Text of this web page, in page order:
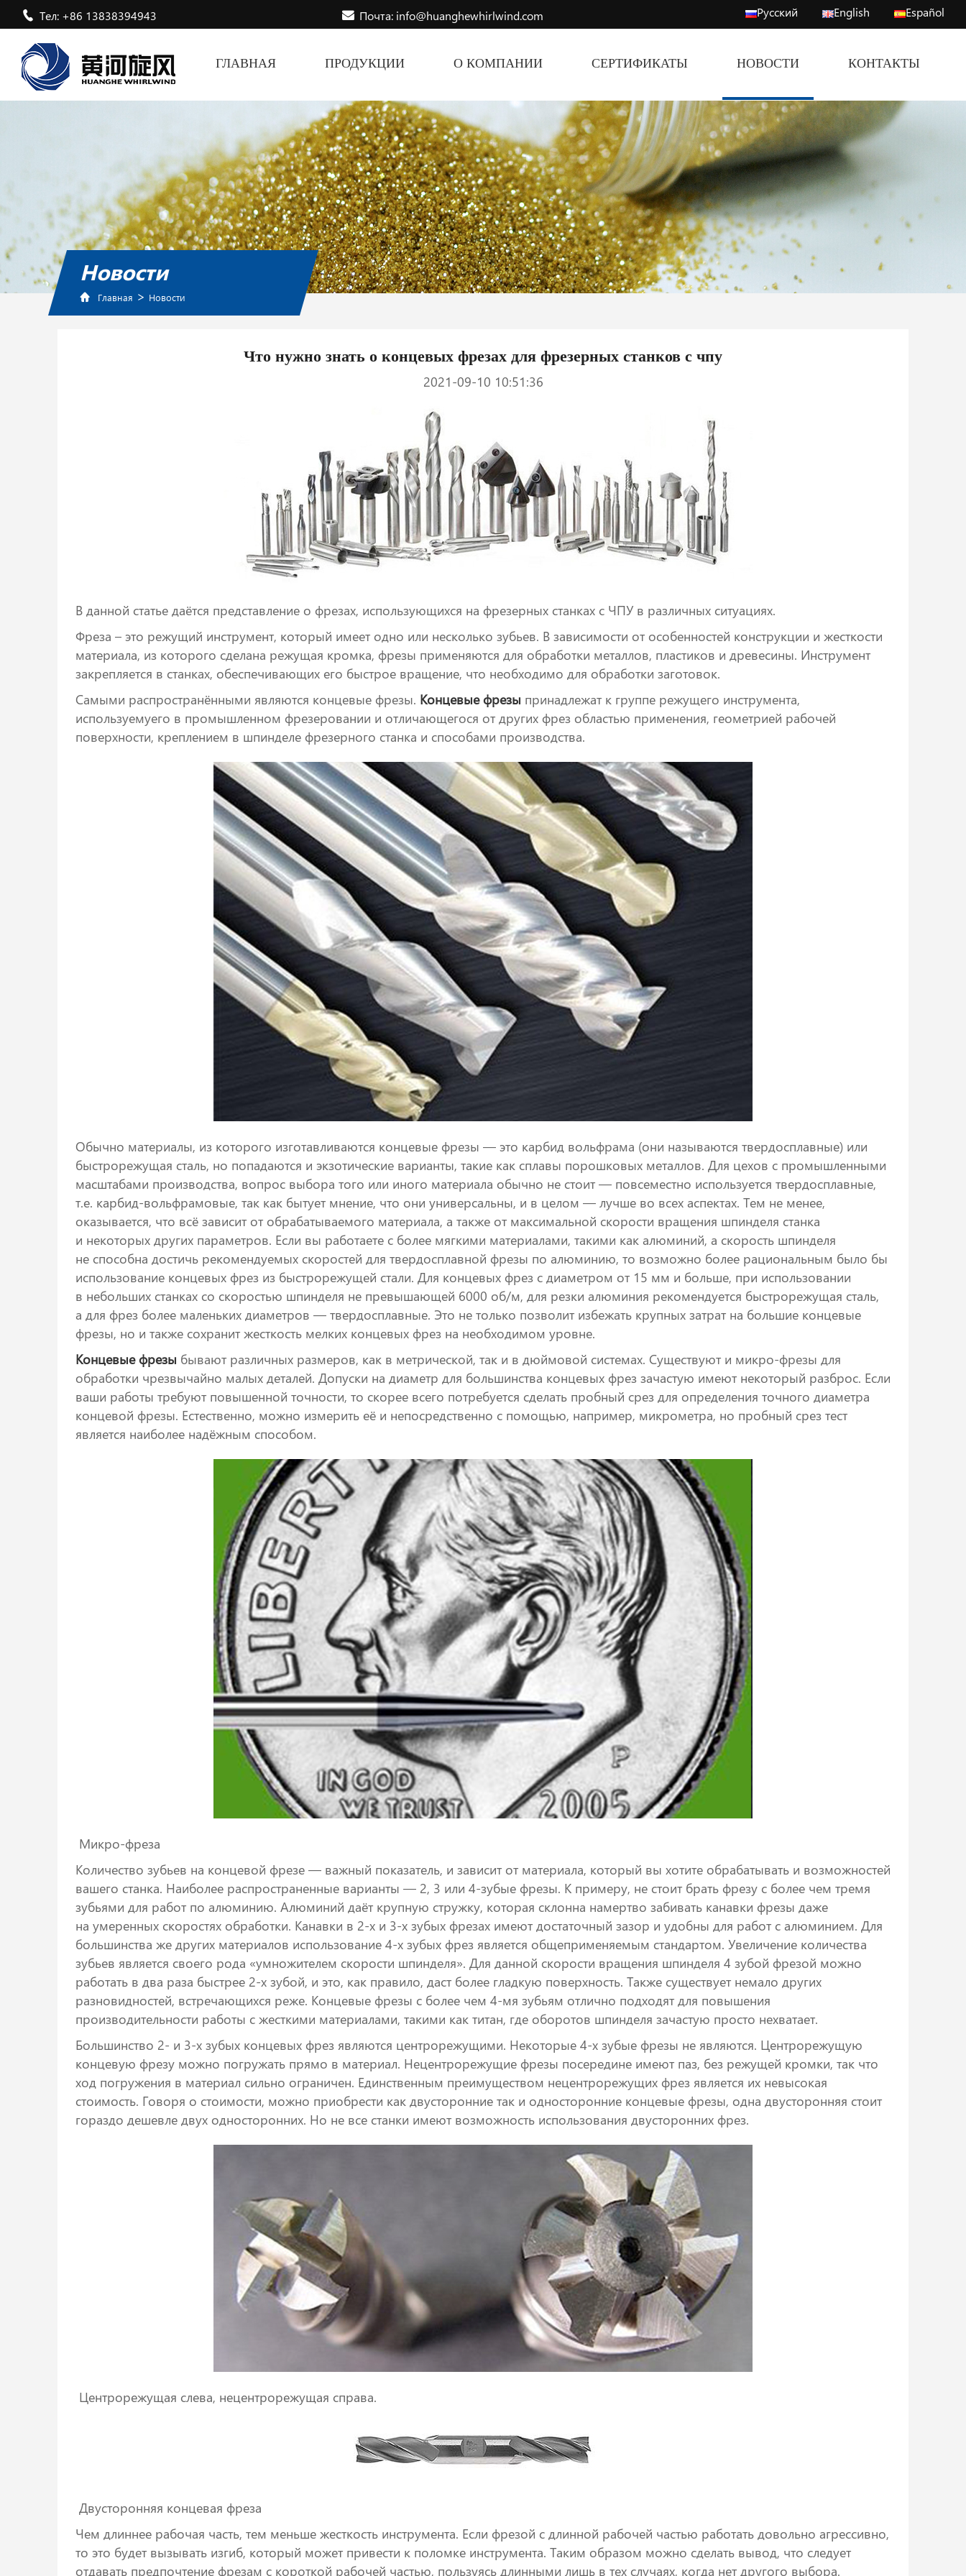
Тел: +86 13838394943 Почта: info@huanghewhirlwind.com Русский English Español
ГЛАВНАЯ ПРОДУКЦИИ О КОМПАНИИ СЕРТИФИКАТЫ НОВОСТИ КОНТАКТЫ
Новости
Главная > Новости
Что нужно знать о концевых фрезах для фрезерных станков с чпу
2021-09-10 10:51:36
В данной статье даётся представление о фрезах, использующихся на фрезерных станках с ЧПУ в различных ситуациях.
Фреза – это режущий инструмент, который имеет одно или несколько зубьев. В зависимости от особенностей конструкции и жесткости
материала, из которого сделана режущая кромка, фрезы применяются для обработки металлов, пластиков и древесины. Инструмент
закрепляется в станках, обеспечивающих его быстрое вращение, что необходимо для обработки заготовок.
Самыми распространёнными являются концевые фрезы. Концевые фрезы принадлежат к группе режущего инструмента,
используемуего в промышленном фрезеровании и отличающегося от других фрез областью применения, геометрией рабочей
поверхности, креплением в шпинделе фрезерного станка и способами производства.
Обычно материалы, из которого изготавливаются концевые фрезы — это карбид вольфрама (они называются твердосплавные) или
быстрорежущая сталь, но попадаются и экзотические варианты, такие как сплавы порошковых металлов. Для цехов с промышленными
масштабами производства, вопрос выбора того или иного материала обычно не стоит — повсеместно используется твердосплавные,
т.е. карбид-вольфрамовые, так как бытует мнение, что они универсальны, и в целом — лучше во всех аспектах. Тем не менее,
оказывается, что всё зависит от обрабатываемого материала, а также от максимальной скорости вращения шпинделя станка
и некоторых других параметров. Если вы работаете с более мягкими материалами, такими как алюминий, а скорость шпинделя
не способна достичь рекомендуемых скоростей для твердосплавной фрезы по алюминию, то возможно более рациональным было бы
использование концевых фрез из быстрорежущей стали. Для концевых фрез с диаметром от 15 мм и больше, при использовании
в небольших станках со скоростью шпинделя не превышающей 6000 об/м, для резки алюминия рекомендуется быстрорежущая сталь,
а для фрез более маленьких диаметров — твердосплавные. Это не только позволит избежать крупных затрат на большие концевые
фрезы, но и также сохранит жесткость мелких концевых фрез на необходимом уровне.
Концевые фрезы бывают различных размеров, как в метрической, так и в дюймовой системах. Существуют и микро-фрезы для
обработки чрезвычайно малых деталей. Допуски на диаметр для большинства концевых фрез зачастую имеют некоторый разброс. Если
ваши работы требуют повышенной точности, то скорее всего потребуется сделать пробный срез для определения точного диаметра
концевой фрезы. Естественно, можно измерить её и непосредственно с помощью, например, микрометра, но пробный срез тест
является наиболее надёжным способом.
Микро-фреза
Количество зубьев на концевой фрезе — важный показатель, и зависит от материала, который вы хотите обрабатывать и возможностей
вашего станка. Наиболее распространенные варианты — 2, 3 или 4-зубые фрезы. К примеру, не стоит брать фрезу с более чем тремя
зубьями для работ по алюминию. Алюминий даёт крупную стружку, которая склонна намертво забивать канавки фрезы даже
на умеренных скоростях обработки. Канавки в 2-х и 3-х зубых фрезах имеют достаточный зазор и удобны для работ с алюминием. Для
большинства же других материалов использование 4-х зубых фрез является общеприменяемым стандартом. Увеличение количества
зубьев является своего рода «умножителем скорости шпинделя». Для данной скорости вращения шпинделя 4 зубой фрезой можно
работать в два раза быстрее 2-х зубой, и это, как правило, даст более гладкую поверхность. Также существует немало других
разновидностей, встречающихся реже. Концевые фрезы с более чем 4-мя зубьям отлично подходят для повышения
производительности работы с жесткими материалами, такими как титан, где оборотов шпинделя зачастую просто нехватает.
Большинство 2- и 3-х зубых концевых фрез являются центрорежущими. Некоторые 4-х зубые фрезы не являются. Центрорежущую
концевую фрезу можно погружать прямо в материал. Нецентрорежущие фрезы посередине имеют паз, без режущей кромки, так что
ход погружения в материал сильно ограничен. Единственным преимуществом нецентрорежущих фрез является их невысокая
стоимость. Говоря о стоимости, можно приобрести как двусторонние так и односторонние концевые фрезы, одна двусторонняя стоит
гораздо дешевле двух односторонних. Но не все станки имеют возможность использования двусторонних фрез.
Центрорежущая слева, нецентрорежущая справа.
Двусторонняя концевая фреза
Чем длиннее рабочая часть, тем меньше жесткость инструмента. Если фрезой с длинной рабочей частью работать довольно агрессивно,
то это будет вызывать изгиб, который может привести к поломке инструмента. Таким образом можно сделать вывод, что следует
отдавать предпочтение фрезам с короткой рабочей частью, пользуясь длинными лишь в тех случаях, когда нет другого выбора.